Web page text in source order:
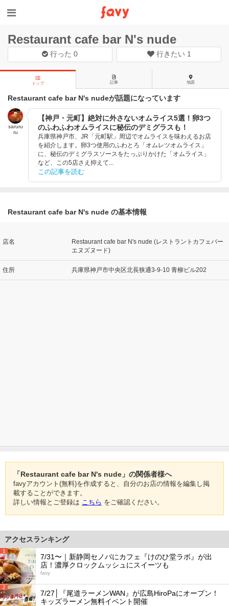
Restaurant cafe bar N's nude
行った0 行きたい 1
トップ 記事 地図
Restaurant cafe bar N's nudeが話題になっています
saruru
ru
【神戸・元町】絶対に外さないオムライス5選！卵3つ
のふわふわオムライスに秘伝のデミグラスも！
兵庫県神戸市、JR「元町駅」周辺でオムライスを味わえるお店
を紹介します。卵3つ使用のふわとろ「オムレツオムライス」
に、秘伝のデミグラスソースをたっぷりかけた「オムライス」
など、この5店さえ抑えて...
この記事を読む
Restaurant cafe bar N's nude の基本情報
店名
Restaurant cafe bar N's nude (レストラントカフェバー
エヌズヌード)
住所 兵庫県神戸市中央区北長狭通3-9-10 青柳ビル202
「Restaurant cafe bar N's nude」の関係者様へ
favyアカウント(無料)を作成すると、自分のお店の情報を編集し掲
載することができます。
詳しい情報とご登録は こちら をご確認ください。
アクセスランキング
1
7/31〜｜新静岡セノバにカフェ『けのひ堂ラボ』が出
店！濃厚クロックムッシュにスイーツも
favy
2
7/27│『尾道ラーメンWAN』が広島HiroPaにオープン！
キッズラーメン無料イベント開催